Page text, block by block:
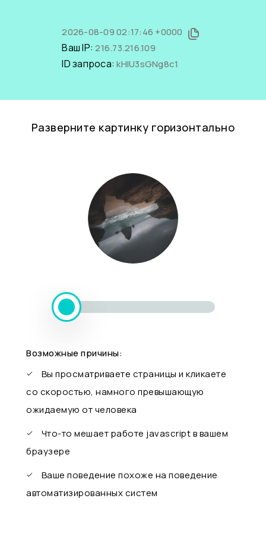
2026-08-09 02:17:46 +0000
Ваш IP:216.73.216.109
ID запроса:kHIU3sGNg8c1
Разверните картинку горизонтально
Возможные причины:
Вы просматриваете страницы и кликаете
со скоростью, намного превышающую
ожидаемую от человека
Что-то мешает работе javascript в вашем
браузере
Ваше поведение похоже на поведение
автоматизированных систем